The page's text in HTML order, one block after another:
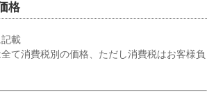
格
載
て消費税別の価格、ただし消費税はお客様負